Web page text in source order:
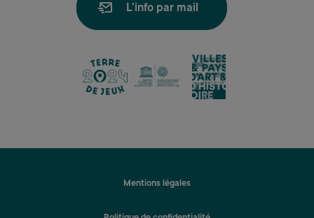
L'info par mail
lien lien lien
Mentions légales